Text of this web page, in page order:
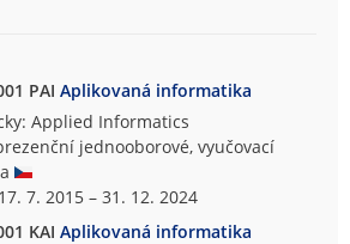
PAIAplikovaná informatika
Applied Informatics
jednooborové, vyučovací
7. 2015 – 31. 12. 2024
KAIAplikovaná informatika